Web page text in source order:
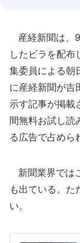
産経新聞は、
したビラを配布
集委員による朝
に産経新聞が吉
示す記事が掲載
間無料お試し読
る広告で占めら
新聞業界では
も出ている。た
い。